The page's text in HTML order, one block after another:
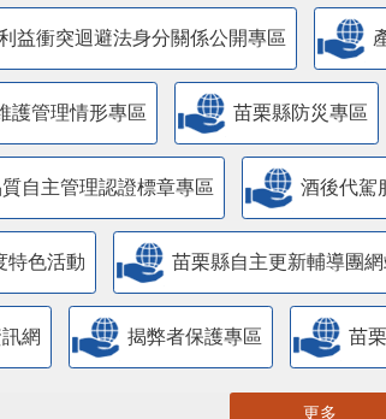
益衝突迴避法身分關係公開專區
護管理情形專區 苗栗縣防災專區
自主管理認證標章專區 酒後代駕
特色活動 苗栗縣自主更新輔導團
網 揭弊者保護專區 苗
更多